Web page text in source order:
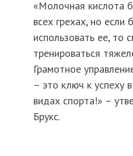
«Молочная кислота
всех грехах, но если
использовать ее, то
тренироваться
Грамотное
– это ключ к успеху
видах спорта!» –
Брукс.